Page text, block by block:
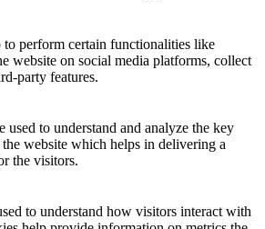
perform certain functionalities like
website on social media platforms, collect
party features.
used to understand and analyze the key
website which helps in delivering a
the visitors.
to understand how visitors interact with